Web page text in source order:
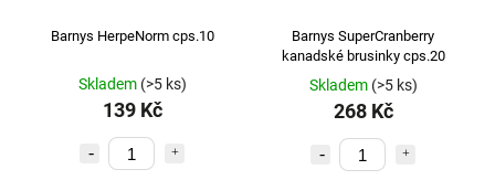
Barnys HerpeNorm cps.10
Skladem (>5 ks)
139 Kč
Barnys SuperCranberry
kanadské brusinky cps.20
Skladem (>5 ks)
268 Kč